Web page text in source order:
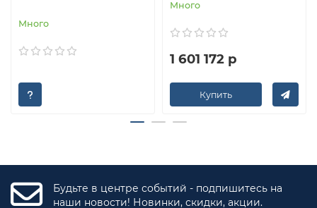
Много
Много
1 601 172 р
Купить
Будьте в центре событий - подпишитесь на
наши новости! Новинки, скидки, акции.